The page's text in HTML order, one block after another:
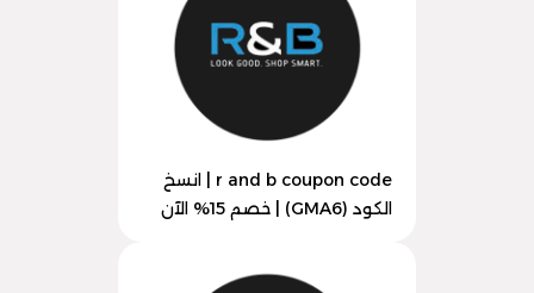
r and b coupon code | انسخ
الكود (GMA6) | خصم 15% الآن